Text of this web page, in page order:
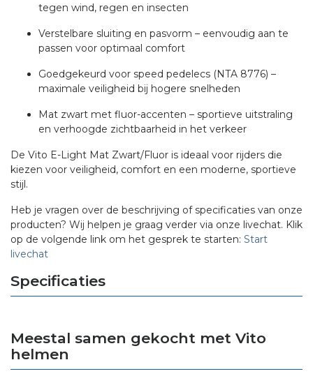
tegen wind, regen en insecten
Verstelbare sluiting en pasvorm – eenvoudig aan te
passen voor optimaal comfort
Goedgekeurd voor speed pedelecs (NTA 8776) –
maximale veiligheid bij hogere snelheden
Mat zwart met fluor-accenten – sportieve uitstraling
en verhoogde zichtbaarheid in het verkeer
De Vito E-Light Mat Zwart/Fluor is ideaal voor rijders die
kiezen voor veiligheid, comfort en een moderne, sportieve
stijl.
Heb je vragen over de beschrijving of specificaties van onze
producten? Wij helpen je graag verder via onze livechat. Klik
op de volgende link om het gesprek te starten: Start
livechat
Specificaties
Meestal samen gekocht met Vito
helmen